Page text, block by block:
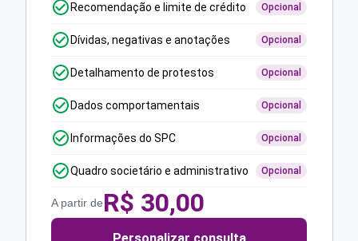
Recomendação e limite de crédito Opcional
Dívidas, negativas e anotações Opcional
Detalhamento de protestos Opcional
Dados comportamentais Opcional
Informações do SPC Opcional
Quadro societário e administrativo Opcional
A partir deR$ 30,00